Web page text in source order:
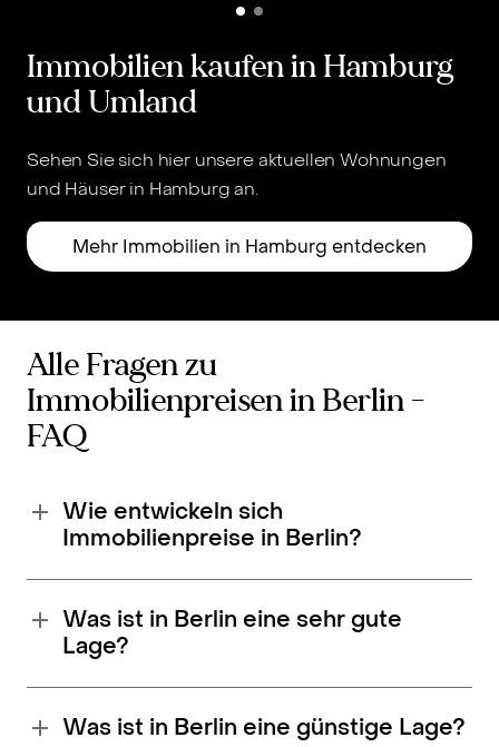
Immobilien kaufen in Hamburg
und Umland
Sehen Sie sich hier unsere aktuellen Wohnungen
und Häuser in Hamburg an.
Mehr Immobilien in Hamburg entdecken
Alle Fragen zu
Immobilienpreisen in Berlin -
FAQ
Wie entwickeln sich
Immobilienpreise in Berlin?
Was ist in Berlin eine sehr gute
Lage?
Was ist in Berlin eine günstige Lage?